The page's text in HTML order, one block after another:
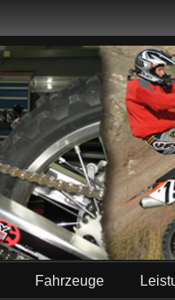
Fahrzeuge